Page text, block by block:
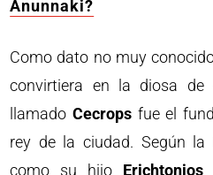
Anunnaki?
Como dato no muy
convirtiera en la diosa de
llamado Cecropsfue el
rey de la ciudad. Según la
como su hijo Erichtonios